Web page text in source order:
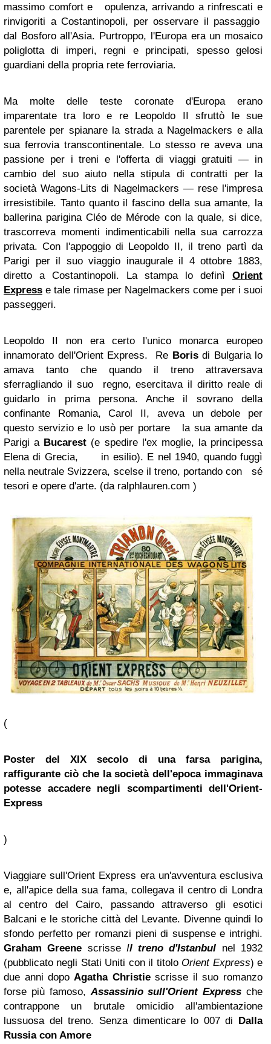
massimo comfort e opulenza, arrivando a rinfrescati e
rinvigoriti a Costantinopoli, per osservare il passaggio
dal Bosforo all'Asia. Purtroppo, l'Europa era un mosaico
poliglotta di imperi, regni e principati, spesso gelosi
guardiani della propria rete ferroviaria.
Ma molte delle teste coronate d'Europa erano
imparentate tra loro e re Leopoldo II sfruttò le sue
parentele per spianare la strada a Nagelmackers e alla
sua ferrovia transcontinentale. Lo stesso re aveva una
passione per i treni e l'offerta di viaggi gratuiti — in
cambio del suo aiuto nella stipula di contratti per la
società Wagons-Lits di Nagelmackers — rese l'impresa
irresistibile. Tanto quanto il fascino della sua amante, la
ballerina parigina Cléo de Mérode con la quale, si dice,
trascorreva momenti indimenticabili nella sua carrozza
privata. Con l'appoggio di Leopoldo II, il treno partì da
Parigi per il suo viaggio inaugurale il 4 ottobre 1883,
diretto a Costantinopoli. La stampa lo definì Orient
Express e tale rimase per Nagelmackers come per i suoi
passeggeri.
Leopoldo II non era certo l'unico monarca europeo
innamorato dell'Orient Express. Re Borisdi Bulgaria lo
amava tanto che quando il treno attraversava
sferragliando il suo regno, esercitava il diritto reale di
guidarlo in prima persona. Anche il sovrano della
confinante Romania, Carol II, aveva un debole per
questo servizio e lo usò per portare la sua amante da
Parigi a Bucarest (e spedire l'ex moglie, la principessa
Elena di Grecia, in esilio). E nel 1940, quando fuggì
nella neutrale Svizzera, scelse il treno, portando con sé
tesori e opere d'arte. (da ralphlauren.com )
(
Poster del XIX secolo di una farsa parigina,
raffigurante ciò che la società dell'epoca immaginava
potesse accadere negli scompartimenti dell'Orient-
Express
)
Viaggiare sull'Orient Express era un'avventura esclusiva
e, all'apice della sua fama, collegava il centro di Londra
al centro del Cairo, passando attraverso gli esotici
Balcani e le storiche città del Levante. Divenne quindi lo
sfondo perfetto per romanzi pieni di suspense e intrighi.
Graham Greene scrisse Il treno d'Istanbul nel 1932
(pubblicato negli Stati Uniti con il titolo Orient Express) e
due anni dopo Agatha Christiescrisse il suo romanzo
forse più famoso, Assassinio sull'Orient Express che
contrappone un brutale omicidio all'ambientazione
lussuosa del treno. Senza dimenticare lo 007 di Dalla
Russia con Amore